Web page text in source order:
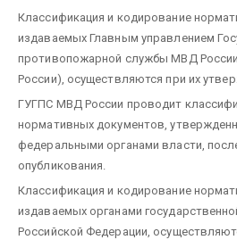
Классификация и кодирование
издаваемых Главным управлением
противопожарной службы МВД
России), осуществляются при их
ГУГПС МВД России проводит
нормативных документов,
федеральными органами власти,
опубликования.
Классификация и кодирование
издаваемых органами
Российской Федерации,